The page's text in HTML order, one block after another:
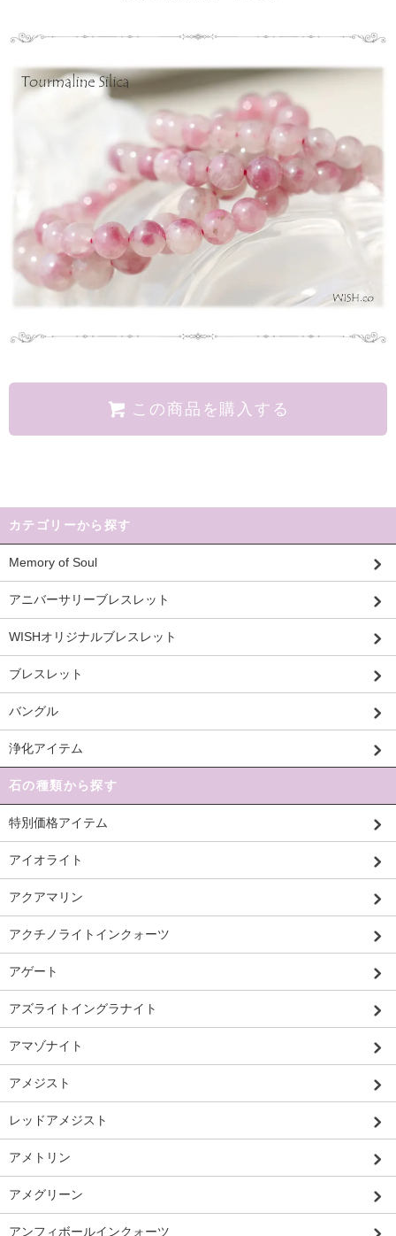
この商品を購入する
カテゴリーから探す
Memory of Soul
アニバーサリーブレスレット
WISHオリジナルブレスレット
ブレスレット
バングル
浄化アイテム
石の種類から探す
特別価格アイテム
アイオライト
アクアマリン
アクチノライトインクォーツ
アゲート
アズライトイングラナイト
アマゾナイト
アメジスト
レッドアメジスト
アメトリン
アメグリーン
アンフィボールインクォーツ